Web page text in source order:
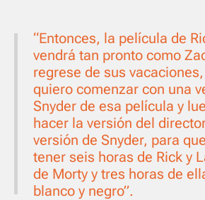
“Entonces, la película de
vendrá tan pronto como
regrese de sus
quiero comenzar con una
Snyder de esa película y
hacer la versión del
versión de Snyder, para
tener seis horas de Rick y
de Morty y tres horas de
blanco y negro”.